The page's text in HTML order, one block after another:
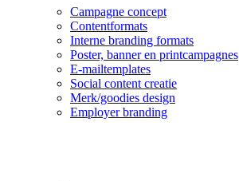
Campagne concept
Contentformats
Interne branding formats
Poster, banner en printcampagnes
E-mailtemplates
Social content creatie
Merk/goodies design
Employer branding